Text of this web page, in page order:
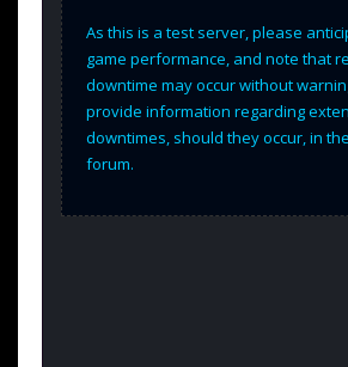
As this is a test server, please
game performance, and note that
downtime may occur without
provide information regarding
downtimes, should they occur, in
forum.